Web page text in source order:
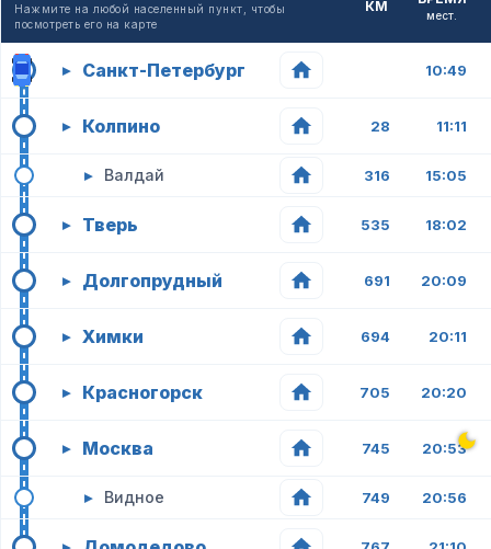
Нажмите на любой населенный пункт, чтобы
посмотреть его на карте
КМ
мест.
▸ Санкт-Петербург 10:49
▸ Колпино 28 11:11
▸ Валдай 316 15:05
▸ Тверь 535 18:02
▸ Долгопрудный 691 20:09
▸ Химки 694 20:11
▸ Красногорск 705 20:20
▸ Москва 745 20:53
▸ Видное 749 20:56